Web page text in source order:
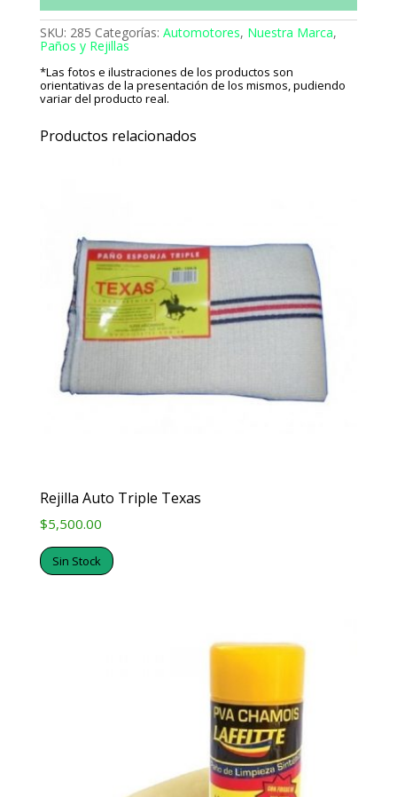
SKU: 285 Categorías: Automotores, Nuestra Marca,
Paños y Rejillas
*Las fotos e ilustraciones de los productos son
orientativas de la presentación de los mismos, pudiendo
variar del producto real.
Productos relacionados
Rejilla Auto Triple Texas
$5,500.00
Sin Stock